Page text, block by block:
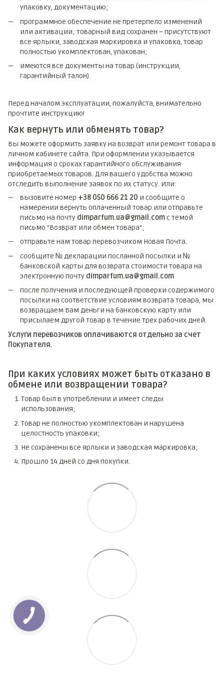
упаковку, документацию;
программное обеспечение не претерпело изменений
или активации; товарный вид сохранен – присутствуют
все ярлыки, заводская маркировка и упаковка, товар
полностью укомплектован, упакован;
имеются все документы на товар (инструкции,
гарантийный талон).
Перед началом эксплуатации, пожалуйста, внимательно
прочтите инструкцию!
Как вернуть или обменять товар?
Вы можете оформить заявку на возврат или ремонт товара в
личном кабинете сайта. При оформлении указывается
информация о сроках гарантийного обслуживания
приобретаемых товаров. Для вашего удобства можно
отследить выполнение заявок по их статусу. Или:
вызовите номер +38 050 666 21 20 и сообщите о
намерении вернуть оплаченный товар или отправьте
письмо на почту dimparfum.ua@gmail.comс темой
письмо "Возврат или обмен товара";
отправьте нам товар перевозчиком Новая Почта.
сообщите № декларации посланной посылки и №
банковской карты для возврата стоимости товара на
электронную почту dimparfum.ua@gmail.com
после получения и последующей проверки содержимого
посылки на соответствие условиям возврата товара, мы
возвращаем Вам деньги на банковскую карту или
присылаем другой товар в течение трех рабочих дней.
Услуги перевозчиков оплачиваются отдельно за счет
Покупателя.
При каких условиях может быть отказано в
обмене или возвращении товара?
Товар был в употреблении и имеет следы
использования;
Товар не полностью укомплектован и нарушена
целостность упаковки;
Не сохранены все ярлыки и заводская маркировка;
Прошло 14 дней со дня покупки.